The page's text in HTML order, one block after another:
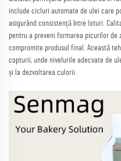
include cicluri automate de ulei care
asigurând consistență între loturi.
pentru a preveni formarea picurilor de
compromite produsul final. Această
copturii, unde nivelurile adecvate de
și la dezvoltarea culorii.